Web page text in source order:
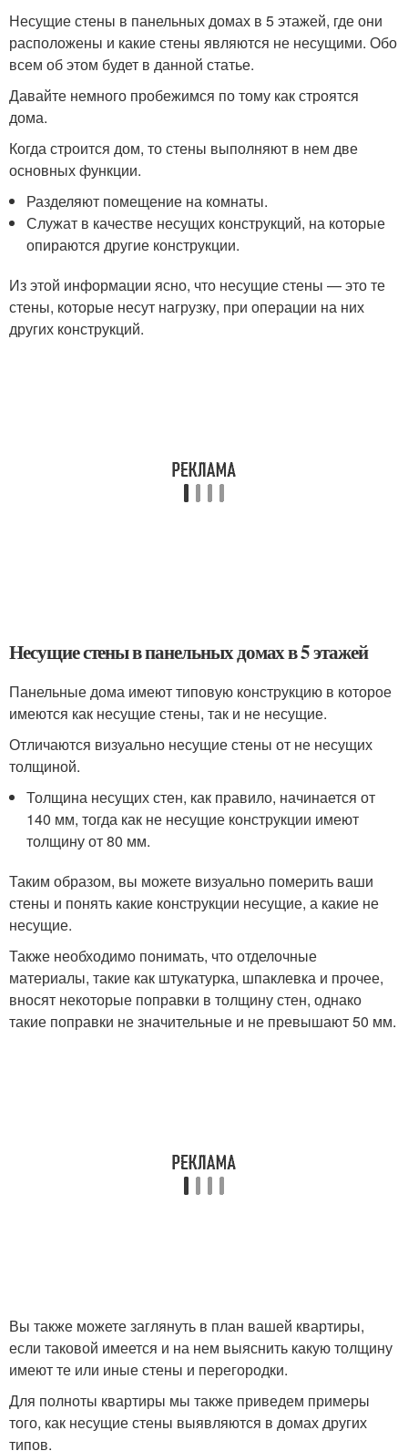
Несущие стены в панельных домах в 5 этажей, где они
расположены и какие стены являются не несущими. Обо
всем об этом будет в данной статье.
Давайте немного пробежимся по тому как строятся
дома.
Когда строится дом, то стены выполняют в нем две
основных функции.
Разделяют помещение на комнаты.
Служат в качестве несущих конструкций, на которые
опираются другие конструкции.
Из этой информации ясно, что несущие стены — это те
стены, которые несут нагрузку, при операции на них
других конструкций.
Несущие стены в панельных домах в 5 этажей
Панельные дома имеют типовую конструкцию в которое
имеются как несущие стены, так и не несущие.
Отличаются визуально несущие стены от не несущих
толщиной.
Толщина несущих стен, как правило, начинается от
140 мм, тогда как не несущие конструкции имеют
толщину от 80 мм.
Таким образом, вы можете визуально померить ваши
стены и понять какие конструкции несущие, а какие не
несущие.
Также необходимо понимать, что отделочные
материалы, такие как штукатурка, шпаклевка и прочее,
вносят некоторые поправки в толщину стен, однако
такие поправки не значительные и не превышают 50 мм.
Вы также можете заглянуть в план вашей квартиры,
если таковой имеется и на нем выяснить какую толщину
имеют те или иные стены и перегородки.
Для полноты квартиры мы также приведем примеры
того, как несущие стены выявляются в домах других
типов.